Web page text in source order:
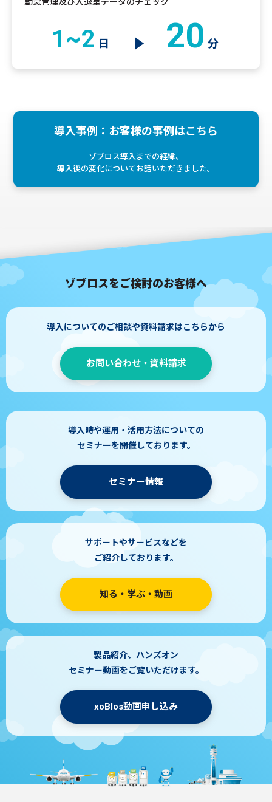
1~2 日 20 分
導入事例：お客様の事例はこちら
ゾブロス導入までの経緯、
導入後の変化についてお話いただきました。
ゾブロスをご検討のお客様へ
導入についてのご相談や資料請求はこちらから
お問い合わせ・資料請求
導入時や運用・活用方法についての
セミナーを開催しております。
セミナー情報
サポートやサービスなどを
ご紹介しております。
知る・学ぶ・動画
製品紹介、ハンズオン
セミナー動画をご覧いただけます。
xoBlos動画申し込み